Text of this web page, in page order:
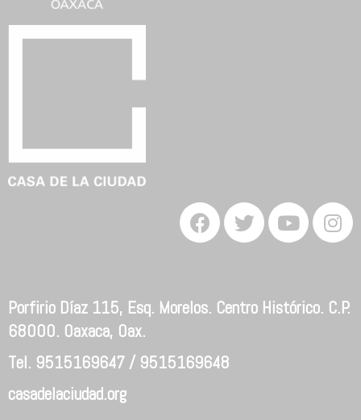
Porfirio Díaz 115, Esq. Morelos. Centro Histórico. C.P.
68000. Oaxaca, Oax.
Tel. 9515169647 / 9515169648
casadelaciudad.org